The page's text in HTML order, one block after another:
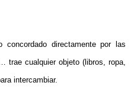
concordado directamente por las
trae cualquier objeto (libros, ropa,
intercambiar.